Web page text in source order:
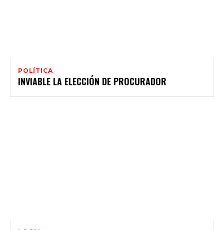
POLÍTICA
INVIABLE LA ELECCIÓN DE PROCURADOR